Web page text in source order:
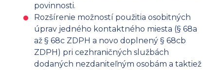
povinnosti.
Rozšírenie možností použitia osobitných
úprav jedného kontaktného miesta (§ 68a
až § 68c ZDPH a novo doplnený § 68cb
ZDPH) pri cezhraničných službách
dodaných nezdaniteľným osobám a taktiež